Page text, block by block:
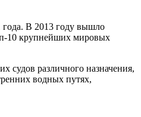
В 2013 году вышло
10 крупнейших мировых
судов различного назначения,
водных путях,